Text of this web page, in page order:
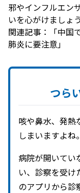
邪やインフルエン
いを心がけましょう
関連記事：
「中
肺炎に要注意」
つら
咳や鼻水、発熱
しまいますよね。
病院が開いてい
い、診察を受け
のアプリから診